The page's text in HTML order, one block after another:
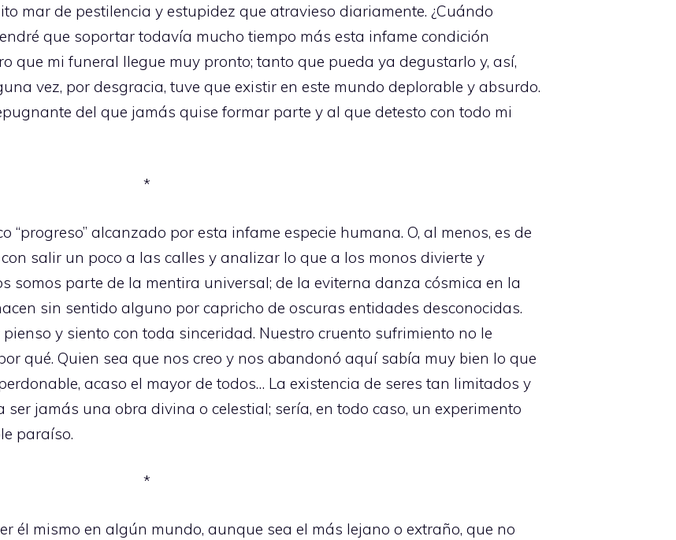
mar de pestilencia y estupidez que atravieso diariamente. ¿Cuándo
que soportar todavía mucho tiempo más esta infame condición
que mi funeral llegue muy pronto; tanto que pueda ya degustarlo y, así,
vez, por desgracia, tuve que existir en este mundo deplorable y absurdo.
del que jamás quise formar parte y al que detesto con todo mi
*
“progreso” alcanzado por esta infame especie humana. O, al menos, es de
salir un poco a las calles y analizar lo que a los monos divierte y
somos parte de la mentira universal; de la eviterna danza cósmica en la
sin sentido alguno por capricho de oscuras entidades desconocidas.
pienso y siento con toda sinceridad. Nuestro cruento sufrimiento no le
qué. Quien sea que nos creo y nos abandonó aquí sabía muy bien lo que
acaso el mayor de todos… La existencia de seres tan limitados y
jamás una obra divina o celestial; sería, en todo caso, un experimento
paraíso.
*
él mismo en algún mundo, aunque sea el más lejano o extraño, que no